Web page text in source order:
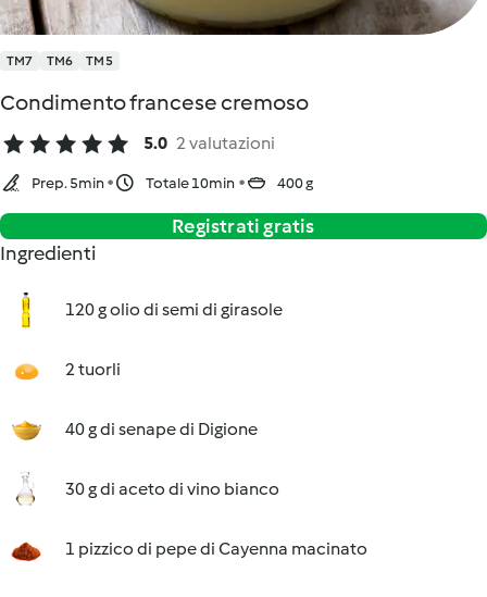
TM7 TM6 TM5
Condimento francese cremoso
5.0 2 valutazioni
Prep. 5min Totale 10min 400 g
Registrati gratis
Ingredienti
120 g olio di semi di girasole
2 tuorli
40 g di senape di Digione
30 g di aceto di vino bianco
1 pizzico di pepe di Cayenna macinato